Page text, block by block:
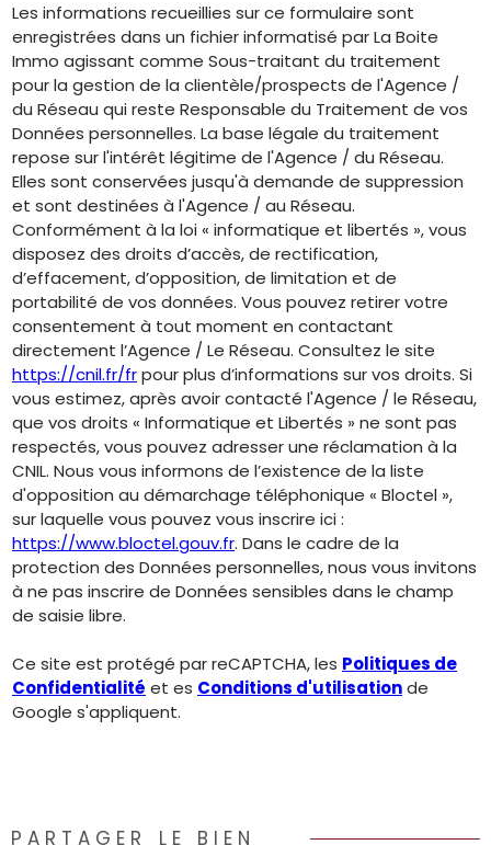
Les informations recueillies sur ce formulaire sont
enregistrées dans un fichier informatisé par La Boite
Immo agissant comme Sous-traitant du traitement
pour la gestion de la clientèle/prospects de l'Agence /
du Réseau qui reste Responsable du Traitement de vos
Données personnelles. La base légale du traitement
repose sur l'intérêt légitime de l'Agence / du Réseau.
Elles sont conservées jusqu'à demande de suppression
et sont destinées à l'Agence / au Réseau.
Conformément à la loi « informatique et libertés », vous
disposez des droits d’accès, de rectification,
d’effacement, d’opposition, de limitation et de
portabilité de vos données. Vous pouvez retirer votre
consentement à tout moment en contactant
directement l’Agence / Le Réseau. Consultez le site
https://cnil.fr/frpour plus d’informations sur vos droits. Si
vous estimez, après avoir contacté l'Agence / le Réseau,
que vos droits « Informatique et Libertés » ne sont pas
respectés, vous pouvez adresser une réclamation à la
CNIL. Nous vous informons de l’existence de la liste
d'opposition au démarchage téléphonique « Bloctel »,
sur laquelle vous pouvez vous inscrire ici :
https://www.bloctel.gouv.fr. Dans le cadre de la
protection des Données personnelles, nous vous invitons
à ne pas inscrire de Données sensibles dans le champ
de saisie libre.
Ce site est protégé par reCAPTCHA, les Politiques de
Confidentialité et es Conditions d'utilisationde
Google s'appliquent.
PARTAGER LE BIEN